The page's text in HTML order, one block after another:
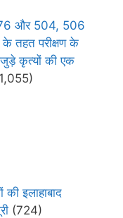
और 504, 506
तहत परीक्षण के
जुड़े कृत्यों की एक
की इलाहाबाद
(724)